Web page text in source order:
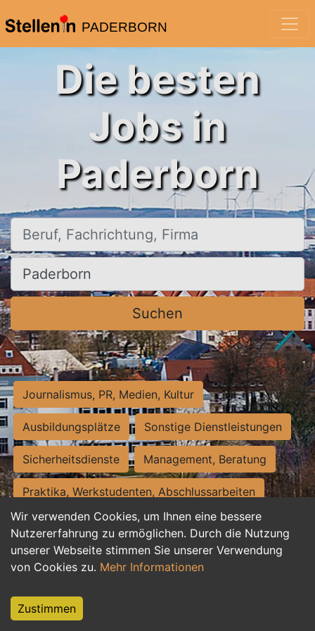
PADERBORN
Wir verwenden Cookies, um Ihnen eine bessere
Nutzererfahrung zu ermöglichen. Durch die Nutzung
unserer Webseite stimmen Sie unserer Verwendung
von Cookies zu. Mehr Informationen
Zustimmen
Die besten
Jobs in
Paderborn
Beruf, Fachrichtung, Firma
Ort, Stadt
Suchen
Journalismus, PR, Medien, Kultur
Ausbildungsplätze Sonstige Dienstleistungen
Sicherheitsdienste Management, Beratung
Praktika, Werkstudenten, Abschlussarbeiten
Personalwesen Assistenz, Sekretariat
Hilfskräfte, Aushilfs- und Nebenjobs
Weiterbildung, Studium, duale Ausbildung